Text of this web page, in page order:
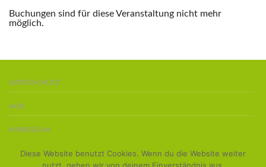
Buchungen sind für diese Veranstaltung nicht mehr
möglich.
DATENSCHUTZ
AGB
IMPRESSUM
BOARDS KAUFEN
Diese Website benutzt Cookies. Wenn du die Website weiter